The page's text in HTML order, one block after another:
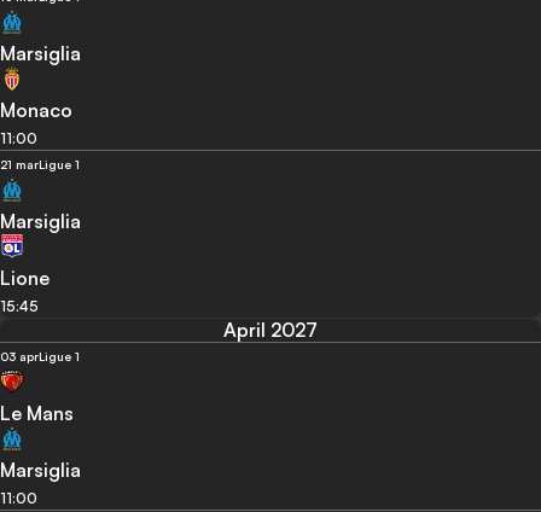
Marsiglia
Monaco
11:00
21 marLigue 1
Marsiglia
Lione
15:45
April 2027
03 aprLigue 1
Le Mans
Marsiglia
11:00